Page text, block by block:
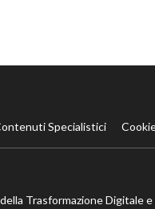
Specialistici
Trasformazione Digitale